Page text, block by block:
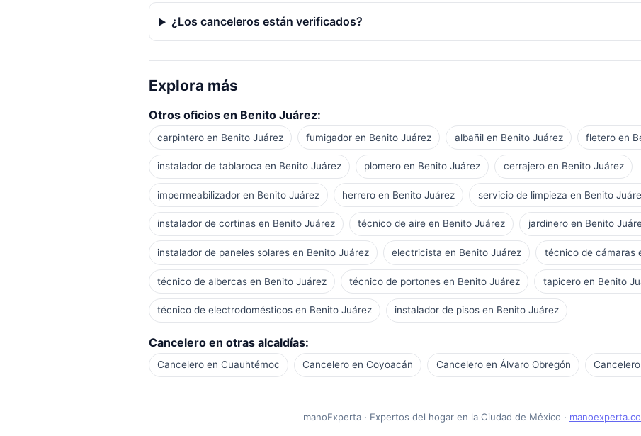
¿Los canceleros están verificados?
Explora más
Otros oficios en Benito Juárez:
carpintero en Benito Juárez fumigador en Benito Juárez albañil en Benito Juárez fletero en
instalador de tablaroca en Benito Juárez plomero en Benito Juárez cerrajero en Benito Juárez
impermeabilizador en Benito Juárez herrero en Benito Juárez servicio de limpieza en Benito
instalador de cortinas en Benito Juárez técnico de aire en Benito Juárez jardinero en Benito
instalador de paneles solares en Benito Juárez electricista en Benito Juárez técnico de cámaras
técnico de albercas en Benito Juárez técnico de portones en Benito Juárez tapicero en Benito
técnico de electrodomésticos en Benito Juárez instalador de pisos en Benito Juárez
Cancelero en otras alcaldías:
Cancelero en Cuauhtémoc Cancelero en Coyoacán Cancelero en Álvaro Obregón
manoExperta · Expertos del hogar en la Ciudad de México ·